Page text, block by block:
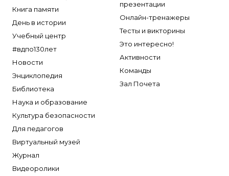
Книга памяти
День в истории
Учебный центр
#вдпо130лет
Новости
Энциклопедия
Библиотека
Наука и образование
Культура безопасности
Для педагогов
Виртуальный музей
Журнал
Видеоролики
презентации
Онлайн-тренажеры
Тесты и викторины
Это интересно!
Активности
Команды
Зал Почета